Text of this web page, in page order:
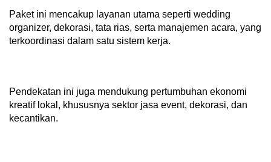
Paket ini mencakup layanan utama seperti wedding
organizer, dekorasi, tata rias, serta manajemen acara, yang
terkoordinasi dalam satu sistem kerja.
Pendekatan ini juga mendukung pertumbuhan ekonomi
kreatif lokal, khususnya sektor jasa event, dekorasi, dan
kecantikan.